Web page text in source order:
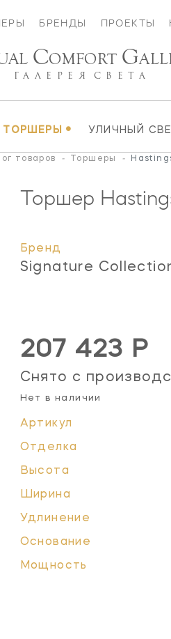
БРЕНДЫ ПРОЕКТЫ
ТОРШЕРЫ • УЛИЧНЫЙ
COMFORT G
ГАЛЕРЕЯ СВЕТА
товаров - Торшеры -
Торшер
Бренд
Signature
207 423 Р
Снято с
Нет в наличии
Артикул
Отделка
Высота
Ширина
Удлинение
Основание
Мощность